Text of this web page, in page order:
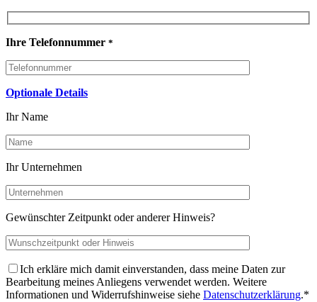
Ihre Telefonnummer *
Optionale Details
Ihr Name
Ihr Unternehmen
Gewünschter Zeitpunkt oder anderer Hinweis?
Ich erkläre mich damit einverstanden, dass meine Daten zur
Bearbeitung meines Anliegens verwendet werden. Weitere
Informationen und Widerrufshinweise siehe Datenschutzerklärung.*